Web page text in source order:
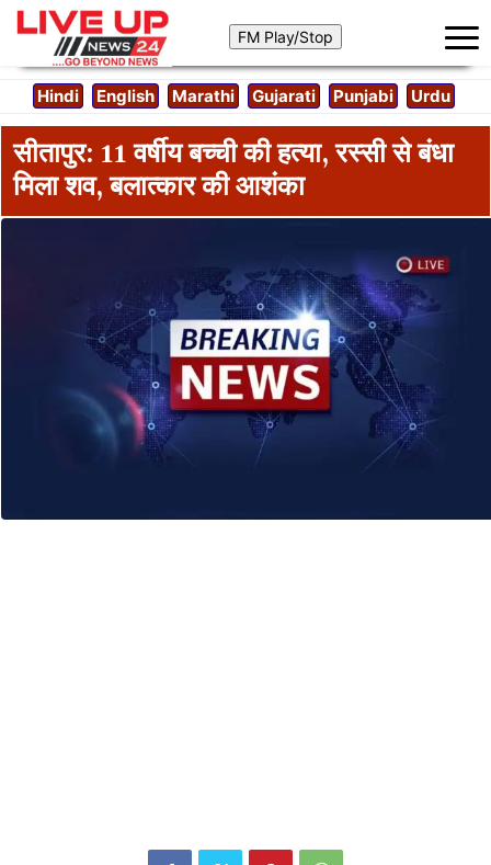
Hindi English Marathi Gujarati Punjabi Urdu
सीतापुर: 11 वर्षीय बच्ची की हत्या, रस्सी से बंधा
मिला शव, बलात्कार की आशंका